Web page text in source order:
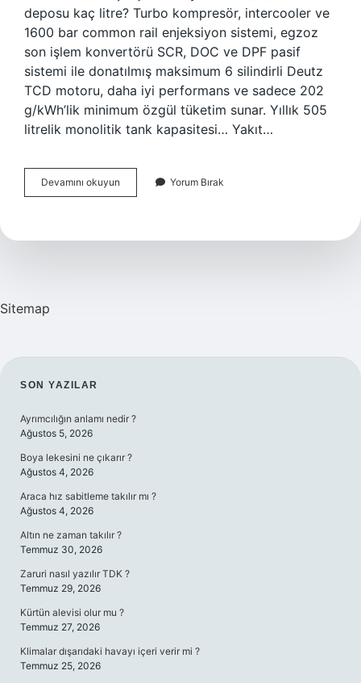
deposu kaç litre? Turbo kompresör, intercooler ve
1600 bar common rail enjeksiyon sistemi, egzoz
son işlem konvertörü SCR, DOC ve DPF pasif
sistemi ile donatılmış maksimum 6 silindirli Deutz
TCD motoru, daha iyi performans ve sadece 202
g/kWh’lik minimum özgül tüketim sunar. Yıllık 505
litrelik monolitik tank kapasitesi… Yakıt…
Devamını okuyun
Yakıt
Litre
Yorum Bırak
Sitemap
SIDEBAR
SON YAZILAR
Ayrımcılığın anlamı nedir ?
Ağustos 5, 2026
Boya lekesini ne çıkarır ?
Ağustos 4, 2026
Araca hız sabitleme takılır mı ?
Ağustos 4, 2026
Altın ne zaman takılır ?
Temmuz 30, 2026
Zaruri nasıl yazılır TDK ?
Temmuz 29, 2026
Kürtün alevisi olur mu ?
Temmuz 27, 2026
Klimalar dışarıdaki havayı içeri verir mi ?
Temmuz 25, 2026